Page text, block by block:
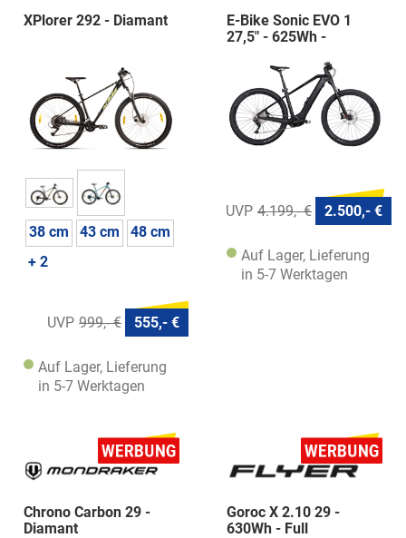
XPlorer 292 - Diamant
38 cm 43 cm
48 cm
+ 2
999,- € 555,- €
Auf Lager, Lieferung
in 5-7 Werktagen
E-Bike Sonic EVO 1
27,5" - 625Wh -
4.199,- € 2.500,- €
Auf Lager, Lieferung
in 5-7 Werktagen
Chrono Carbon 29 -
Diamant
Goroc X 2.10 29 -
630Wh - Full